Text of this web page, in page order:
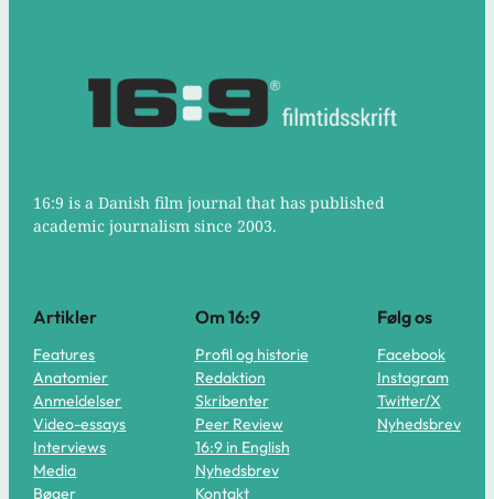
16:9 is a Danish film journal that has published
academic journalism since 2003.
Artikler
Features
Anatomier
Anmeldelser
Video-essays
Interviews
Media
Bøger
Om 16:9
Profil og historie
Redaktion
Skribenter
Peer Review
16:9 in English
Nyhedsbrev
Kontakt
Følg os
Facebook
Instagram
Twitter/X
Nyhedsbrev